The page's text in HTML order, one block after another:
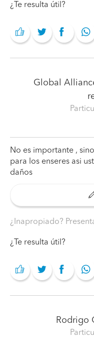
¿Te resulta útil?
Global
No es importante ,
para los enseres asi
daños
¿Inapropiado?
¿Te resulta útil?
Rodrigo